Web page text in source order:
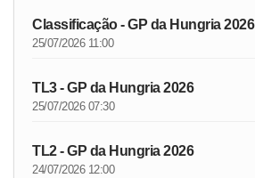
Classificação - GP da Hungria 2026
25/07/2026 11:00
TL3 - GP da Hungria 2026
25/07/2026 07:30
TL2 - GP da Hungria 2026
24/07/2026 12:00